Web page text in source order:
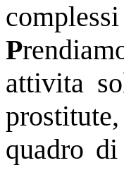
P
attivita
quadro